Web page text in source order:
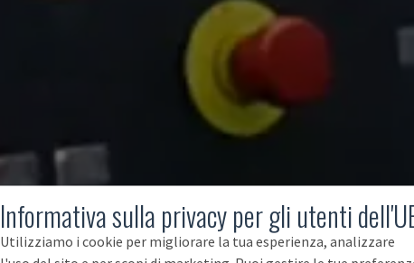
Informativa sulla privacy per gli utenti
Utilizziamo i cookie per migliorare la tua esperienza, analizzare